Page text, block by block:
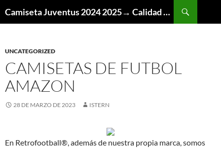
Camiseta Juventus 2024 2025→ Calidad Thai AAA
UNCATEGORIZED
CAMISETAS DE FUTBOL
AMAZON
28 DE MARZO DE 2023 ISTERN
En Retrofootball®, además de nuestra propia marca, somos